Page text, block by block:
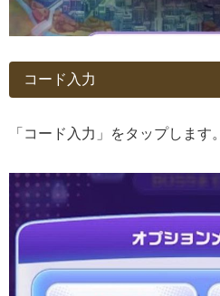
コード入力
「コード入力」をタップします。